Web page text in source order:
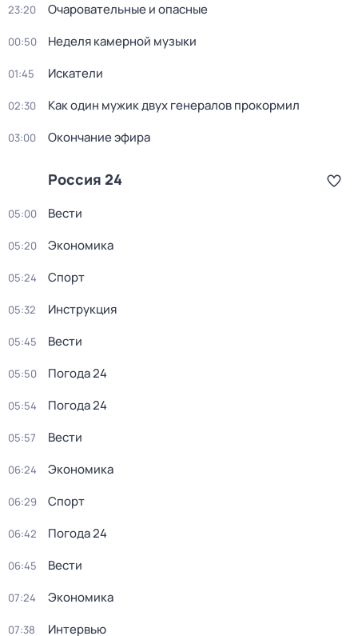
23:20 Очаровательные и опасные
00:50 Неделя камерной музыки
01:45 Искатели
02:30 Как один мужик двух генералов прокормил
03:00 Окончание эфира
Россия 24
05:00 Вести
05:20 Экономика
05:24 Спорт
05:32 Инструкция
05:45 Вести
05:50 Погода 24
05:54 Погода 24
05:57 Вести
06:24 Экономика
06:29 Спорт
06:42 Погода 24
06:45 Вести
07:24 Экономика
07:38 Интервью